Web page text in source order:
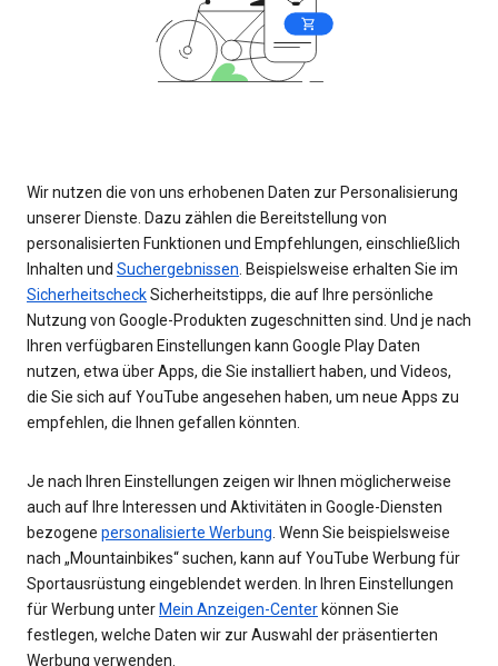
Wir nutzen die von uns erhobenen Daten zur Personalisierung
unserer Dienste. Dazu zählen die Bereitstellung von
personalisierten Funktionen und Empfehlungen, einschließlich
Inhalten und Suchergebnissen . Beispielsweise erhalten Sie im
SicherheitscheckSicherheitstipps, die auf Ihre persönliche
Nutzung von Google-Produkten zugeschnitten sind. Und je nach
Ihren verfügbaren Einstellungen kann Google Play Daten
nutzen, etwa über Apps, die Sie installiert haben, und Videos,
die Sie sich auf YouTube angesehen haben, um neue Apps zu
empfehlen, die Ihnen gefallen könnten.
Je nach Ihren Einstellungen zeigen wir Ihnen möglicherweise
auch auf Ihre Interessen und Aktivitäten in Google-Diensten
bezogene personalisierte Werbung . Wenn Sie beispielsweise
nach „Mountainbikes“ suchen, kann auf YouTube Werbung für
Sportausrüstung eingeblendet werden. In Ihren Einstellungen
für Werbung unterMein Anzeigen-Centerkönnen Sie
festlegen, welche Daten wir zur Auswahl der präsentierten
Werbung verwenden.